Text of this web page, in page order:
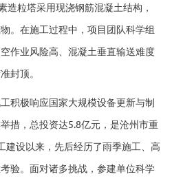
造粒塔采用现浇钢筋混凝土结构，
。在施工过程中，项目团队科学组
作业风险高、混凝土垂直输送难度
封顶。
极响应国家大规模设备更新与制
措，总投资达5.8亿元，是沧州市重
建设以来，先后经历了雨季施工、高
验。面对诸多挑战，参建单位科学